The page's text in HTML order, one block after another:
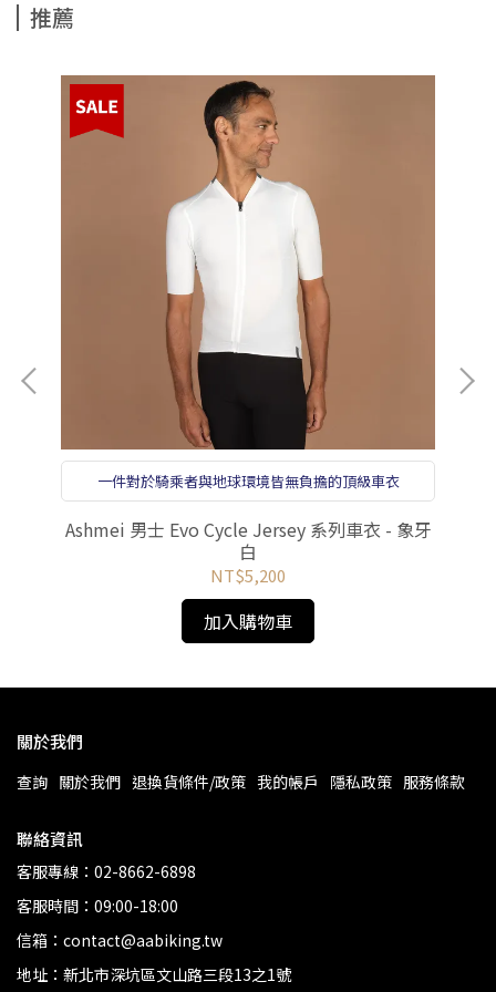
推薦
一件對於騎乘者與地球環境皆無負擔的頂級車衣
Ashmei 男士 Evo Cycle Jersey 系列車衣 - 象牙
白
NT$5,200
加入購物車
關於我們
查詢 關於我們 退換貨條件/政策 我的帳戶 隱私政策 服務條款
聯絡資訊
客服專線：02-8662-6898
客服時間：09:00-18:00
信箱：contact@aabiking.tw
地址：新北市深坑區文山路三段13之1號